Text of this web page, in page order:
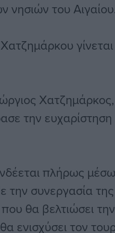
νησιών του Αιγαίου.
γίνεται
την ευχαρίστηση
πλήρως μέσω
την συνεργασία
θα βελτιώσει
ενισχύσει τον